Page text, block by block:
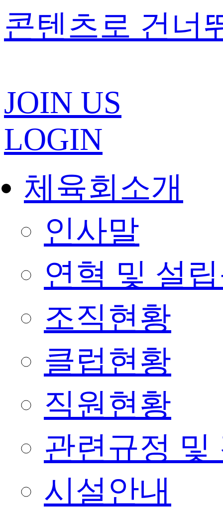
콘텐츠로 건너
JOIN US
LOGIN
체육회소개
인사말
연혁 및 설
조직현황
클럽현황
직원현황
관련규정 및
시설안내